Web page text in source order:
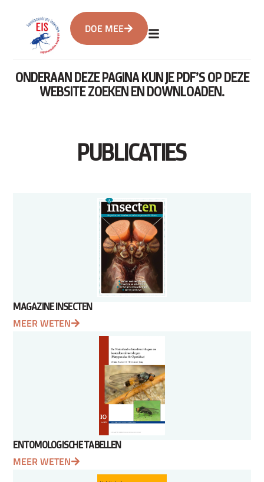
DOE MEE
ONDERAAN DEZE PAGINA KUN JE PDF’S OP DEZE
WEBSITE ZOEKEN EN DOWNLOADEN.
PUBLICATIES
MAGAZINE INSECTEN
MEER WETEN
ENTOMOLOGISCHE TABELLEN
MEER WETEN